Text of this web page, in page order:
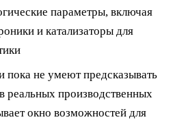
параметры, включая
и катализаторы для
не умеют предсказывать
реальных производственных
окно возможностей для